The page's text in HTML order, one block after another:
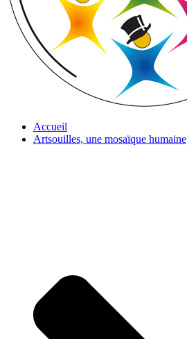
Accueil
Artsouilles, une mosaïque humaine